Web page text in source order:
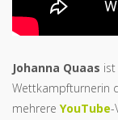
Johanna Quaas
Wettkampfturnerin
mehrere YouTube-